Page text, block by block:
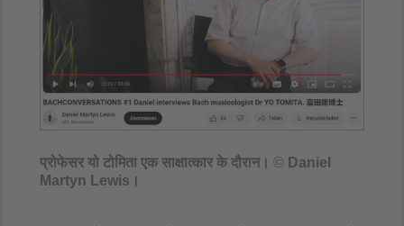
प्रोफेसर यो टोमिता एक साक्षात्कार के दौरान।​ © Daniel
Martyn Lewis।